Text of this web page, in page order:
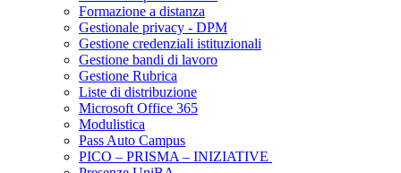
Formazione a distanza
Gestionale privacy - DPM
Gestione credenziali istituzionali
Gestione bandi di lavoro
Gestione Rubrica
Liste di distribuzione
Microsoft Office 365
Modulistica
Pass Auto Campus
PICO – PRISMA – INIZIATIVE